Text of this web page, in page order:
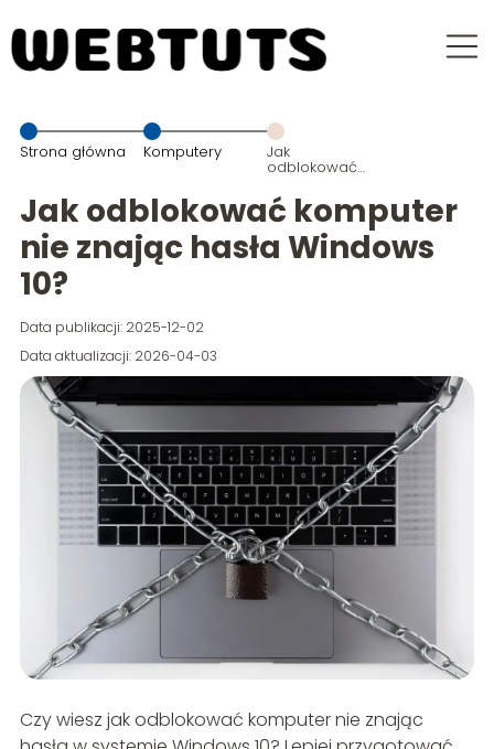
Strona główna Komputery Jak
odblokować
znając hasła
Windows 10?
Jak odblokować komputer
nie znając hasła Windows
10?
Data publikacji: 2025-12-02
Data aktualizacji: 2026-04-03
Czy wiesz jak odblokować komputer nie znając